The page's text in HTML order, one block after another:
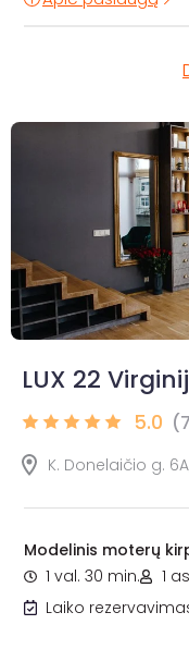
LUX 22
5.0
K. Donelaičio g.
Modelinis moterų
1 val. 30 min.
1
Laiko